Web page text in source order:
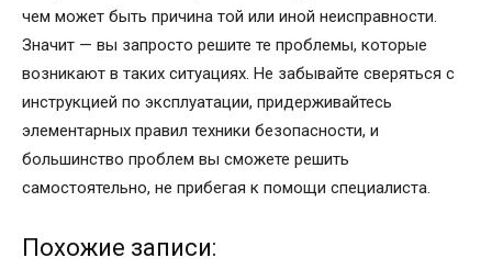
чем может быть причина той или иной неисправности.
Значит — вы запросто решите те проблемы, которые
возникают в таких ситуациях. Не забывайте сверяться с
инструкцией по эксплуатации, придерживайтесь
элементарных правил техники безопасности, и
большинство проблем вы сможете решить
самостоятельно, не прибегая к помощи специалиста.
Похожие записи: